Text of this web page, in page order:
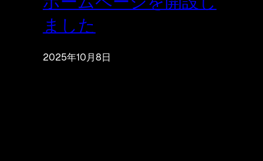
ました
2025年10月8日